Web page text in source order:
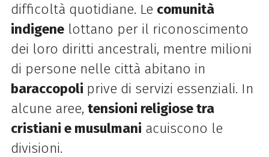
difficoltà quotidiane. Le comunità
indigenelottano per il riconoscimento
dei loro diritti ancestrali, mentre milioni
di persone nelle città abitano in
baraccopoli prive di servizi essenziali. In
alcune aree, tensioni religiose tra
cristiani e musulmani acuiscono le
divisioni.